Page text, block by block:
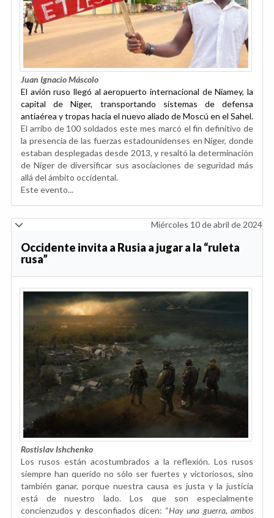
Juan Ignacio Máscolo
El avión ruso llegó al aeropuerto internacional de Niamey, la
capital de Níger, transportando sistemas de defensa
antiaérea y tropas hacia el nuevo aliado de Moscú en el Sahel.
El arribo de 100 soldados este mes marcó el fin definitivo de
la presencia de las fuerzas estadounidenses en Níger, donde
estaban desplegadas desde 2013, y resaltó la determinación
de Níger de diversificar sus asociaciones de seguridad más
allá del ámbito occidental.
Este evento...
Miércoles 10 de abril de 2024
Occidente invita a Rusia a jugar a la “ruleta
rusa”
Rostislav Ishchenko
Los rusos están acostumbrados a la reflexión. Los rusos
siempre han querido no sólo ser fuertes y victoriosos, sino
también ganar, porque nuestra causa es justa y la justicia
está de nuestro lado. Los que son especialmente
concienzudos y desconfiados dicen: “Hay una guerra, ambos